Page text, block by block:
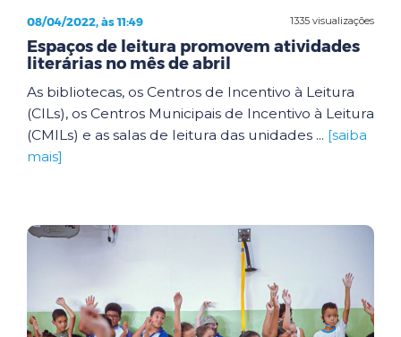
1335 visualizações
08/04/2022, às 11:49
Espaços de leitura promovem atividades
literárias no mês de abril
As bibliotecas, os Centros de Incentivo à Leitura
(CILs), os Centros Municipais de Incentivo à Leitura
(CMILs) e as salas de leitura das unidades ... [saiba
mais]